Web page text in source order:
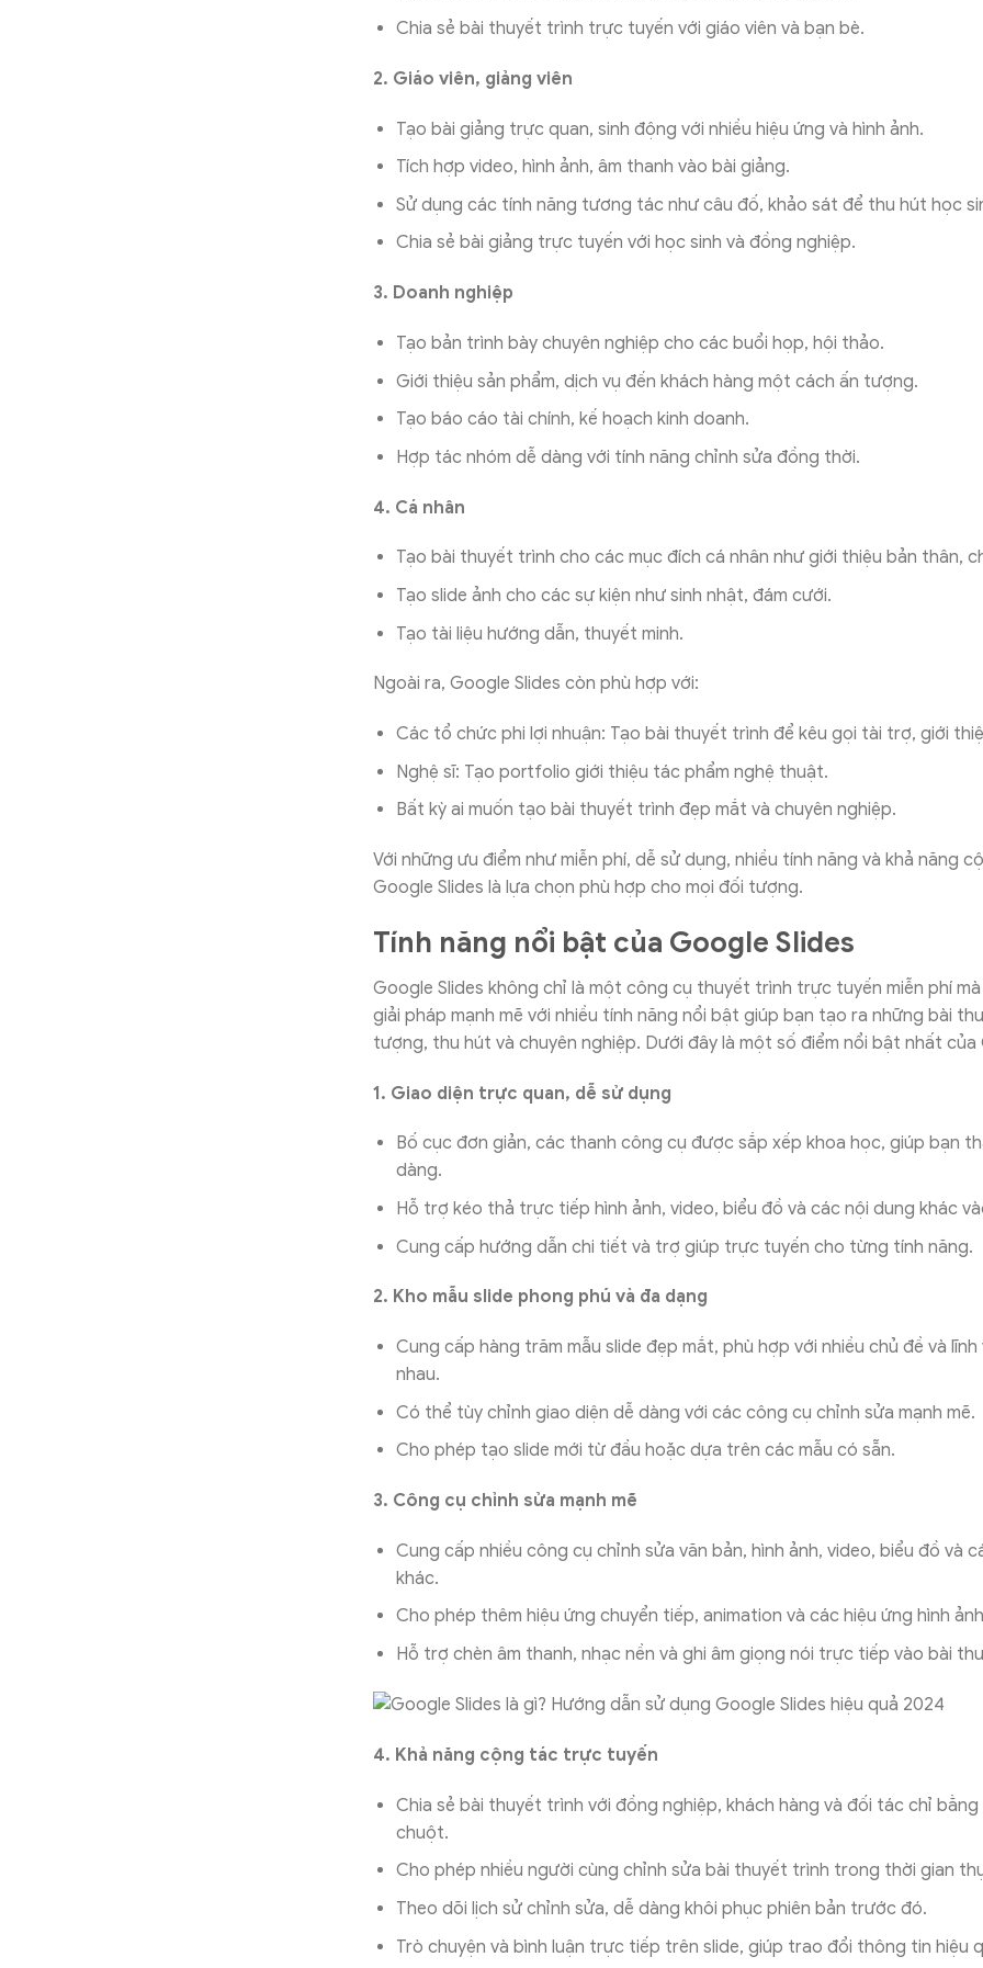
Chia sẻ bài thuyết trình trực tuyến với giáo viên và bạn bè.
2. Giáo viên, giảng viên
Tạo bài giảng trực quan, sinh động với nhiều hiệu ứng và hình ảnh.
Tích hợp video, hình ảnh, âm thanh vào bài giảng.
Sử dụng các tính năng tương tác như câu đố, khảo sát để thu hút học
Chia sẻ bài giảng trực tuyến với học sinh và đồng nghiệp.
3. Doanh nghiệp
Tạo bản trình bày chuyên nghiệp cho các buổi họp, hội thảo.
Giới thiệu sản phẩm, dịch vụ đến khách hàng một cách ấn tượng.
Tạo báo cáo tài chính, kế hoạch kinh doanh.
Hợp tác nhóm dễ dàng với tính năng chỉnh sửa đồng thời.
4. Cá nhân
Tạo bài thuyết trình cho các mục đích cá nhân như giới thiệu bản thân,
Tạo slide ảnh cho các sự kiện như sinh nhật, đám cưới.
Tạo tài liệu hướng dẫn, thuyết minh.
Ngoài ra, Google Slides còn phù hợp với:
Các tổ chức phi lợi nhuận: Tạo bài thuyết trình để kêu gọi tài trợ, giới
Nghệ sĩ: Tạo portfolio giới thiệu tác phẩm nghệ thuật.
Bất kỳ ai muốn tạo bài thuyết trình đẹp mắt và chuyên nghiệp.
Với những ưu điểm như miễn phí, dễ sử dụng, nhiều tính năng và khả năng
Google Slides là lựa chọn phù hợp cho mọi đối tượng.
Tính năng nổi bật của Google Slides
Google Slides không chỉ là một công cụ thuyết trình trực tuyến miễn phí
giải pháp mạnh mẽ với nhiều tính năng nổi bật giúp bạn tạo ra những bài
tượng, thu hút và chuyên nghiệp. Dưới đây là một số điểm nổi bật nhất của
1. Giao diện trực quan, dễ sử dụng
Bố cục đơn giản, các thanh công cụ được sắp xếp khoa học, giúp bạn
dàng.
Hỗ trợ kéo thả trực tiếp hình ảnh, video, biểu đồ và các nội dung khác
Cung cấp hướng dẫn chi tiết và trợ giúp trực tuyến cho từng tính năng.
2. Kho mẫu slide phong phú và đa dạng
Cung cấp hàng trăm mẫu slide đẹp mắt, phù hợp với nhiều chủ đề và
nhau.
Có thể tùy chỉnh giao diện dễ dàng với các công cụ chỉnh sửa mạnh mẽ.
Cho phép tạo slide mới từ đầu hoặc dựa trên các mẫu có sẵn.
3. Công cụ chỉnh sửa mạnh mẽ
Cung cấp nhiều công cụ chỉnh sửa văn bản, hình ảnh, video, biểu đồ và
khác.
Cho phép thêm hiệu ứng chuyển tiếp, animation và các hiệu ứng hình
Hỗ trợ chèn âm thanh, nhạc nền và ghi âm giọng nói trực tiếp vào bài
4. Khả năng cộng tác trực tuyến
Chia sẻ bài thuyết trình với đồng nghiệp, khách hàng và đối tác chỉ
chuột.
Cho phép nhiều người cùng chỉnh sửa bài thuyết trình trong thời gian
Theo dõi lịch sử chỉnh sửa, dễ dàng khôi phục phiên bản trước đó.
Trò chuyện và bình luận trực tiếp trên slide, giúp trao đổi thông tin hiệu